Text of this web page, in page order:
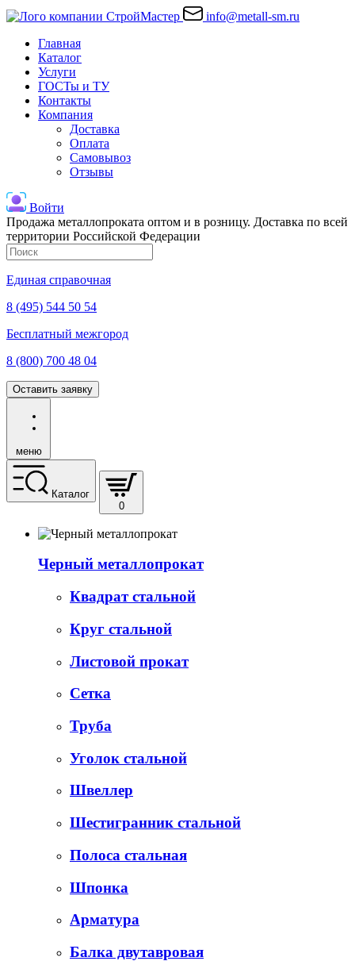
info@metall-sm.ru
Главная
Каталог
Услуги
ГОСТы и ТУ
Контакты
Компания
Доставка
Оплата
Самовывоз
Отзывы
Войти
Продажа металлопроката оптом и в розницу. Доставка по всей
территории Российской Федерации
Единая справочная
8 (495) 544 50 54
Бесплатный межгород
8 (800) 700 48 04
Оставить заявку
меню
Каталог
0
Черный металлопрокат
Квадрат стальной
Круг стальной
Листовой прокат
Сетка
Труба
Уголок стальной
Швеллер
Шестигранник стальной
Полоса стальная
Шпонка
Арматура
Балка двутавровая